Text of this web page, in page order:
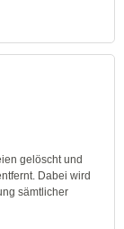
gelöscht und
Dabei wird
sämtlicher